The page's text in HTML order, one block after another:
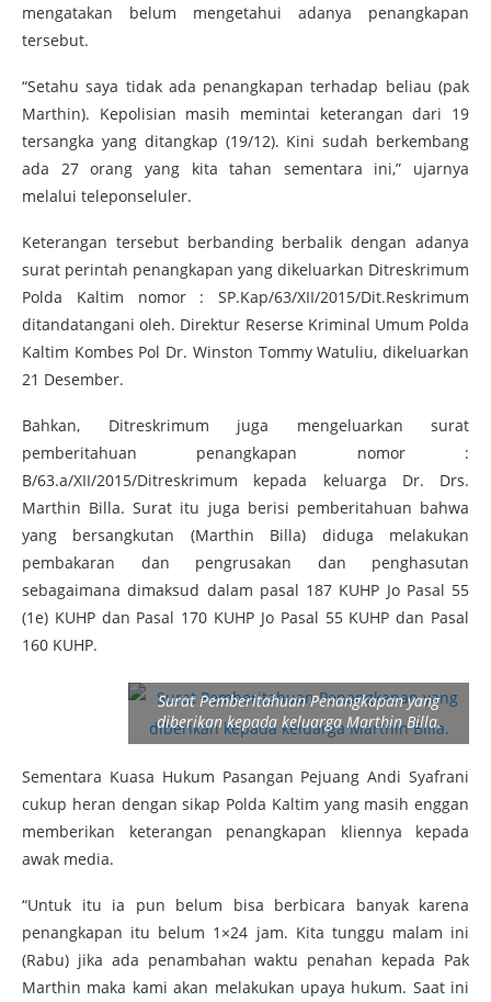
mengatakan belum mengetahui adanya penangkapan
tersebut.
“Setahu saya tidak ada penangkapan terhadap beliau (pak
Marthin). Kepolisian masih memintai keterangan dari 19
tersangka yang ditangkap (19/12). Kini sudah berkembang
ada 27 orang yang kita tahan sementara ini,” ujarnya
melalui teleponseluler.
Keterangan tersebut berbanding berbalik dengan adanya
surat perintah penangkapan yang dikeluarkan Ditreskrimum
Polda Kaltim nomor : SP.Kap/63/XII/2015/Dit.Reskrimum
ditandatangani oleh. Direktur Reserse Kriminal Umum Polda
Kaltim Kombes Pol Dr. Winston Tommy Watuliu, dikeluarkan
21 Desember.
Bahkan, Ditreskrimum juga mengeluarkan surat
pemberitahuan penangkapan nomor :
B/63.a/XII/2015/Ditreskrimum kepada keluarga Dr. Drs.
Marthin Billa. Surat itu juga berisi pemberitahuan bahwa
yang bersangkutan (Marthin Billa) diduga melakukan
pembakaran dan pengrusakan dan penghasutan
sebagaimana dimaksud dalam pasal 187 KUHP Jo Pasal 55
(1e) KUHP dan Pasal 170 KUHP Jo Pasal 55 KUHP dan Pasal
160 KUHP.
Surat Pemberitahuan Penangkapan yang
diberikan kepada keluarga Marthin Billa.
Sementara Kuasa Hukum Pasangan Pejuang Andi Syafrani
cukup heran dengan sikap Polda Kaltim yang masih enggan
memberikan keterangan penangkapan kliennya kepada
awak media.
“Untuk itu ia pun belum bisa berbicara banyak karena
penangkapan itu belum 1×24 jam. Kita tunggu malam ini
(Rabu) jika ada penambahan waktu penahan kepada Pak
Marthin maka kami akan melakukan upaya hukum. Saat ini